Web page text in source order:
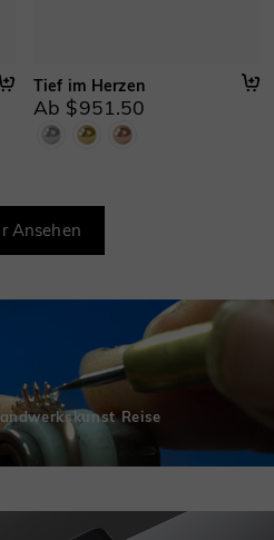
Tief im Herzen
Ab $951.50
Ansehen
Reise